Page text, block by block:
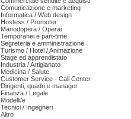
Comunicazione e marketing
Informatica / Web design
Hostess / Promoter
Manodopera / Operai
Temporanei e part-time
Segreteria e amministrazione
Turismo / Hotel / Animazione
Stage ed apprendistato
Industria / Artigianato
Medicina / Salute
Customer Service - Call Center
Dirigenti, quadri e manager
Finanza / Legale
Modelli/e
Tecnici / Ingegneri
Altro